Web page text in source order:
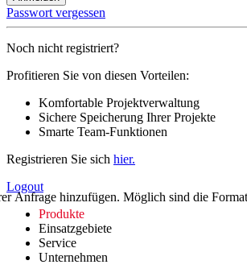
Passwort vergessen
Noch nicht registriert?
Profitieren Sie von diesen Vorteilen:
Komfortable Projektverwaltung
Sichere Speicherung Ihrer Projekte
Smarte Team-Funktionen
Registrieren Sie sich hier.
Logout
Produkte
Einsatzgebiete
Service
Unternehmen
Anfrage hinzufügen. Möglich sind die